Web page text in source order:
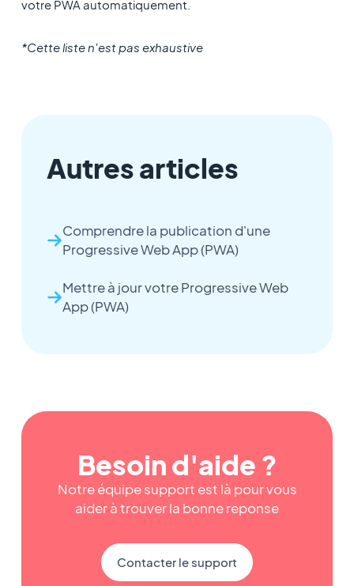
votre PWA automatiquement.
*Cette liste n'est pas exhaustive
Autres articles
Comprendre la publication d'une
Progressive Web App (PWA)
Mettre à jour votre Progressive Web
App (PWA)
Besoin d'aide ?
Notre équipe support est là pour vous
aider à trouver la bonne reponse
Contacter le support